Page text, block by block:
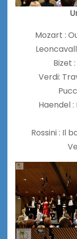
Mozart :
Bizet
Verdi:
Haendel
Rossini : Il